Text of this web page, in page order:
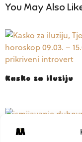
You May Also
Kasko za iluziju
Zašto najviše